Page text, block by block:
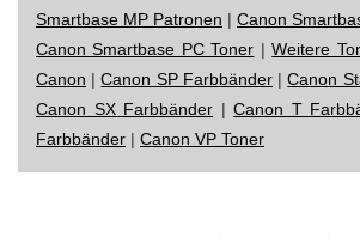
Smartbase MP Patronen | Canon
Canon Smartbase PC Toner |Weitere
Canon |Canon SP Farbbänder|Canon
Canon SX Farbbänder |Canon T
Farbbänder | Canon VP Toner